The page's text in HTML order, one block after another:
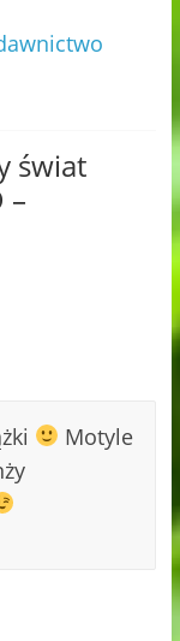
świat
–
Motyle